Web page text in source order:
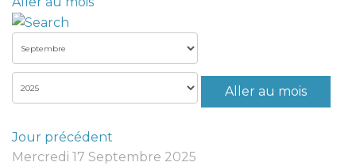
Aller au mois
Jour précédent
Mercredi 17 Septembre 2025